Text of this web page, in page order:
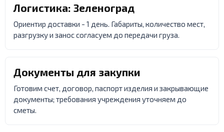
Логистика: Зеленоград
Ориентир доставки - 1 день. Габариты, количество мест,
разгрузку и занос согласуем до передачи груза.
Документы для закупки
Готовим счет, договор, паспорт изделия и закрывающие
документы; требования учреждения уточняем до
сметы.